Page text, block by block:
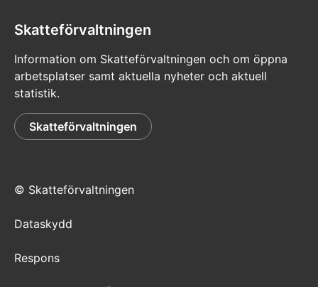
Skatteförvaltningen
Information om Skatteförvaltningen och om öppna
arbetsplatser samt aktuella nyheter och aktuell
statistik.
Skatteförvaltningen
© Skatteförvaltningen
Dataskydd
Respons